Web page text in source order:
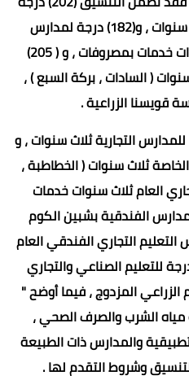
للمدارس الزراعية نظام ثلاث سنوات ، و(182) درجة لمدارس
الزراعي العام نظام ثلاث سنوات خدمات بمصروفات ، و ( 205)
( السادات ، بركة السبع ) ،
(158) درجة للمدارس التجارية ثلاث سنوات ، و
الخاصة ثلاث سنوات ( الخطاطبة ،
العام ثلاث سنوات خدمات
درجة للمدارس الفندقية بشبين الكوم
لمدارس التعليم التجاري الفندقي العام
بمصروفات ، و (208) درجة للتعليم الصناعي والتجاري
للتعليم الزراعي المزدوج ، فيما أوضح "
الشرب والصرف الصحي ،
والمدارس ذات الطبيعة
وشروط التقدم لها .